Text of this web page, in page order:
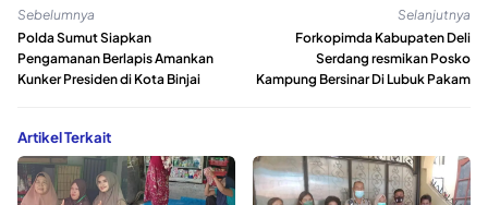
Sebelumnya
Polda Sumut Siapkan
Pengamanan Berlapis Amankan
Kunker Presiden di Kota Binjai
Selanjutnya
Forkopimda Kabupaten Deli
Serdang resmikan Posko
Kampung Bersinar Di Lubuk Pakam
Artikel Terkait